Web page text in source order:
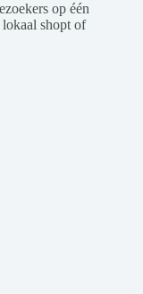
op één
shopt of